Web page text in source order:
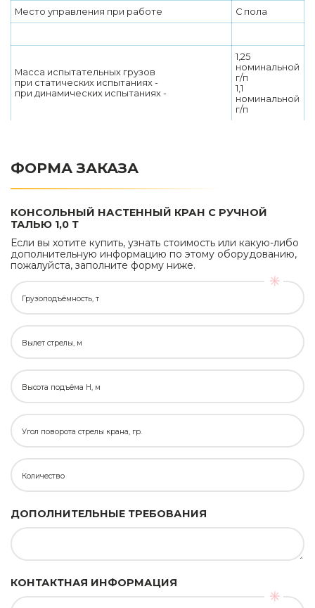
Место управления при работе С пола
Масса испытательных грузов
при статических испытаниях -
при динамических испытаниях -
1,25
номинальной
г/п
1,1
номинальной
г/п
ФОРМА ЗАКАЗА
КОНСОЛЬНЫЙ НАСТЕННЫЙ КРАН С РУЧНОЙ
ТАЛЬЮ 1,0 Т
Если вы хотите купить, узнать стоимость или какую-либо
дополнительную информацию по этому оборудованию,
пожалуйста, заполните форму ниже.
Грузоподъёмность, т
Вылет стрелы, м
Высота подъёма H, м
Угол поворота стрелы крана, гр.
Количество
ДОПОЛНИТЕЛЬНЫЕ ТРЕБОВАНИЯ
КОНТАКТНАЯ ИНФОРМАЦИЯ